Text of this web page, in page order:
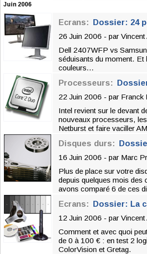
Juin 2006
Ecrans: Dossier: 24
26 Juin 2006 - par Vincent
Dell 2407WFP vs
séduisants du moment. Et
couleurs...
Processeurs:
22 Juin 2006 - par Franck
Intel revient sur le devant
nouveaux processeurs,
Netburst et faire vaciller
Disques durs:
16 Juin 2006 - par Marc
Plus de place sur votre
depuis quelques mois
avons comparé 6 de ces
Ecrans: Dossier: La
12 Juin 2006 - par Vincent
Comment et avec quoi
de 0 à 100 € : en test 2
ColorVision et Gretag.